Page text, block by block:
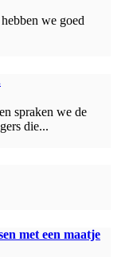
we goed
spraken we de
die...
met een maatje